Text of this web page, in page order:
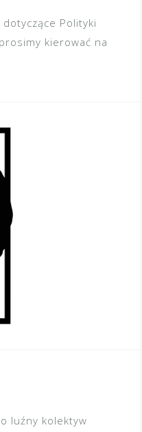
Polityki
kierować na
luźny kolektyw